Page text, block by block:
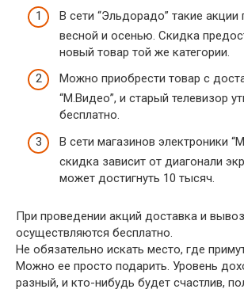
В сети “Эльдорадо” такие акции
весной и осенью. Скидка
новый товар той же категории.
Можно приобрести товар с
“М.Видео”, и старый телевизор
бесплатно.
В сети магазинов электроники
скидка зависит от диагонали
может достигнуть 10 тысяч.
При проведении акций доставка и вывоз
осуществляются бесплатно.
Не обязательно искать место, где
Можно ее просто подарить. Уровень
разный, и кто-нибудь будет счастлив,